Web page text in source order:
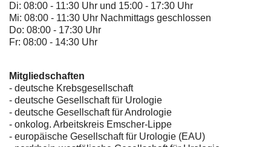
Di: 08:00 - 11:30 Uhr und 15:00 - 17:30 Uhr
Mi: 08:00 - 11:30 Uhr Nachmittags geschlossen
Do: 08:00 - 17:30 Uhr
Fr: 08:00 - 14:30 Uhr
Mitgliedschaften
- deutsche Krebsgesellschaft
- deutsche Gesellschaft für Urologie
- deutsche Gesellschaft für Andrologie
- onkolog. Arbeitskreis Emscher-Lippe
- europäische Gesellschaft für Urologie (EAU)